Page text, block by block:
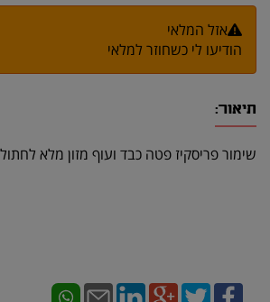
אזל המלאי
הודיעו לי כשחוזר למלאי
תיאור:
שימור פריסקיז פטה כבד ועוף מזון מלא